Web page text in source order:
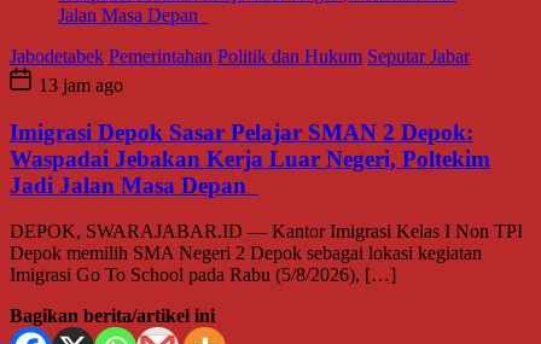
Jabodetabek Pemerintahan Politik dan Hukum Seputar Jabar
13 jam ago
Imigrasi Depok Sasar Pelajar SMAN 2 Depok:
Waspadai Jebakan Kerja Luar Negeri, Poltekim
Jadi Jalan Masa Depan
DEPOK, SWARAJABAR.ID — Kantor Imigrasi Kelas I Non TPI
Depok memilih SMA Negeri 2 Depok sebagai lokasi kegiatan
Imigrasi Go To School pada Rabu (5/8/2026), […]
Bagikan berita/artikel ini